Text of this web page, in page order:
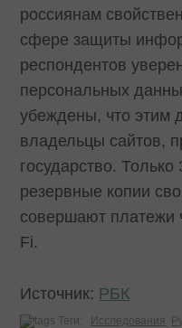
россиянам
сфере защиты
респондентов
персональных
убеждены, что этим
владельцы сайтов,
государство.
резервные копии
совершают платежи
Fi.
Источник: РБК
Теги: Исследования